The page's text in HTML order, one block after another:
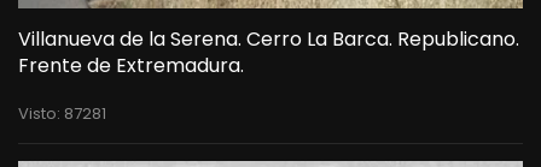
Villanueva de la Serena. Cerro La Barca. Republicano.
Frente de Extremadura.
Visto: 87281